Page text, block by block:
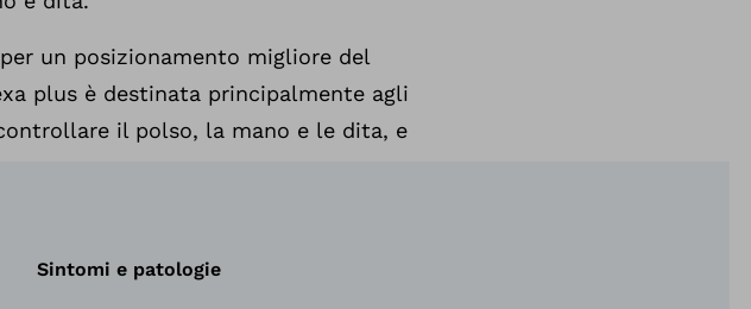
un posizionamento migliore del
plus è destinata principalmente agli
il polso, la mano e le dita, e
Sintomi e patologie